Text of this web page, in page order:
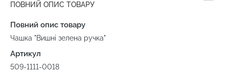
ПОВНИЙ ОПИС ТОВАРУ
Повний опис товару
Чашка "Вишні зелена ручка"
Артикул
509-1111-0018